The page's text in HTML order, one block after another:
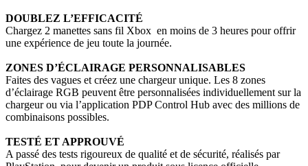
DOUBLEZ L’EFFICACITÉ
Chargez 2 manettes sans fil Xbox en moins de 3 heures pour offrir
une expérience de jeu toute la journée.
ZONES D’ÉCLAIRAGE PERSONNALISABLES
Faites des vagues et créez une chargeur unique. Les 8 zones
d’éclairage RGB peuvent être personnalisées individuellement sur la
chargeur ou via l’application PDP Control Hub avec des millions de
combinaisons possibles.
TESTÉ ET APPROUVÉ
A passé des tests rigoureux de qualité et de sécurité, réalisés par